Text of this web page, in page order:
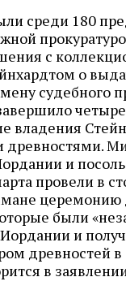
среди 180
с
о
судебного
владения
и
провели в
церемонию
были
и
древностей
в